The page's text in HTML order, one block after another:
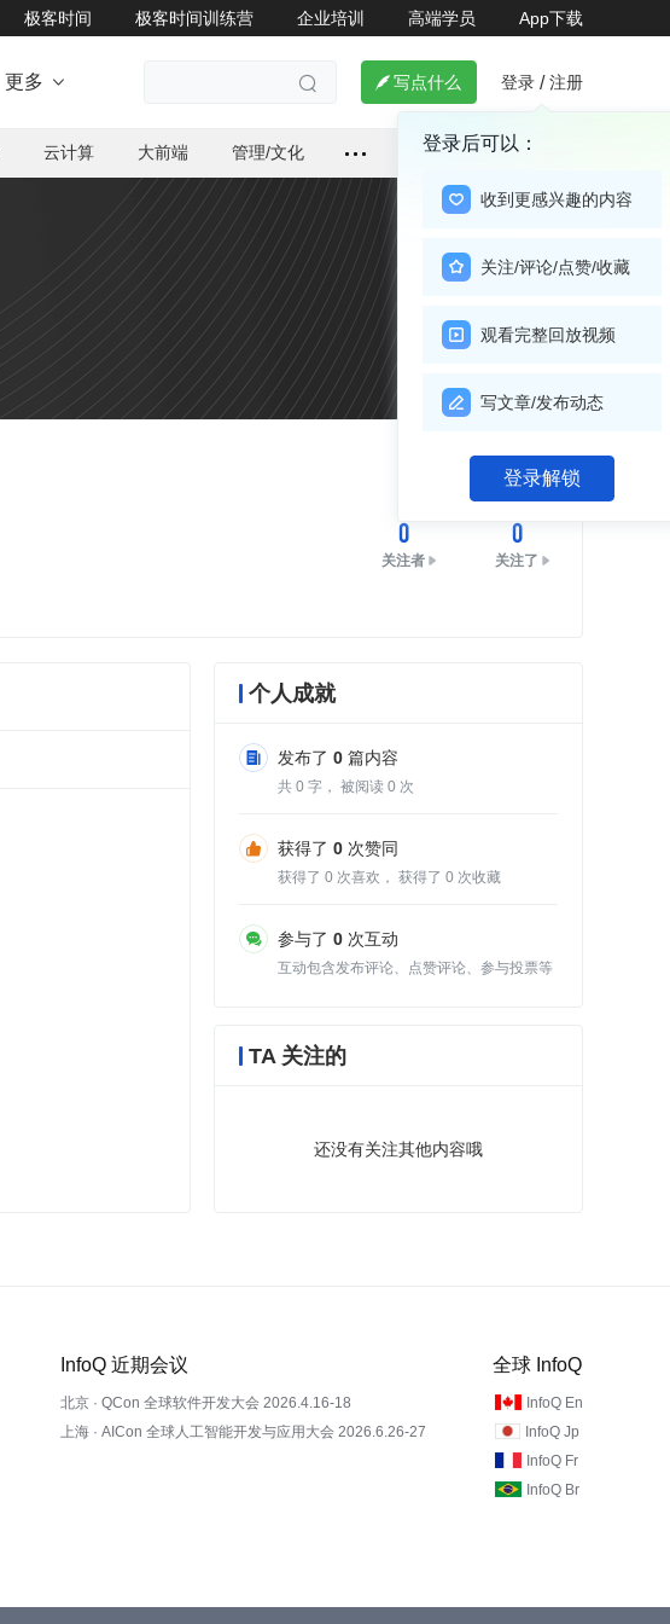
极客时间 极客时间训练营 企业培训 高端学员 App下载
更多    写点什么 登录 / 注册
登录后可以：
收到更感兴趣的内容
关注/评论/点赞/收藏
观看完整回放视频
写文章/发布动态
登录解锁
云计算 大前端 管理/文化
关注
0
关注者
0
关注了
个人成就
发布了 0 篇内容
共 0 字， 被阅读 0 次
获得了 0 次赞同
获得了 0 次喜欢， 获得了 0 次收藏
参与了 0 次互动
互动包含发布评论、点赞评论、参与投票等
TA 关注的
还没有关注其他内容哦
InfoQ 近期会议
北京 · QCon 全球软件开发大会 2026.4.16-18
上海 · AICon 全球人工智能开发与应用大会 2026.6.26-27
全球 InfoQ
InfoQ En
InfoQ Jp
InfoQ Fr
InfoQ Br